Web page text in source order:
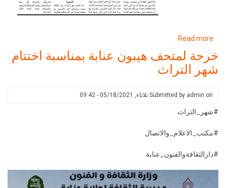
Read more
فعاليات
شهر
خرجة لمتحف هيبون عنابة بمناسبة اختتام
شهر التراث
Submitted by admin on ثلاثاء, 05/18/2021 - 09:42
#شهر_التراث
#مكتب_الاعلام_والاتصال
#دارالثقافةوالفنون_عنابة